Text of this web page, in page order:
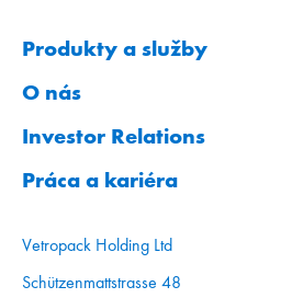
Produkty a služby
O nás
Investor Relations
Práca a kariéra
Vetropack Holding Ltd
Schützenmattstrasse 48